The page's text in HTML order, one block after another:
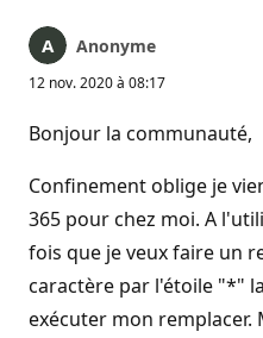
Anonyme
12 nov. 2020 à 08:17
Bonjour la communauté,
Confinement oblige je
365 pour chez moi. A
fois que je veux faire un
caractère par l'étoile "*"
exécuter mon remplacer.